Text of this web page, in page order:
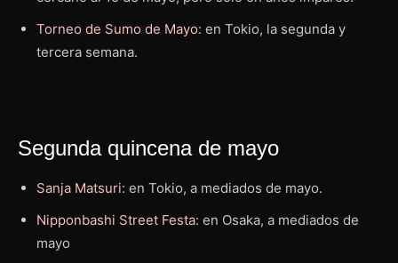
Torneo de Sumo de Mayo: en Tokio, la segunda y
tercera semana.
Segunda quincena de mayo
Sanja Matsuri: en Tokio, a mediados de mayo.
Nipponbashi Street Festa: en Osaka, a mediados de
mayo